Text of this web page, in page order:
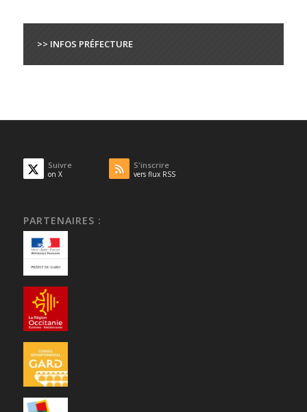
>> INFOS PRÉFECTURE
Suivre
on X
S'inscrire
vers flux RSS
PARTENAIRES :